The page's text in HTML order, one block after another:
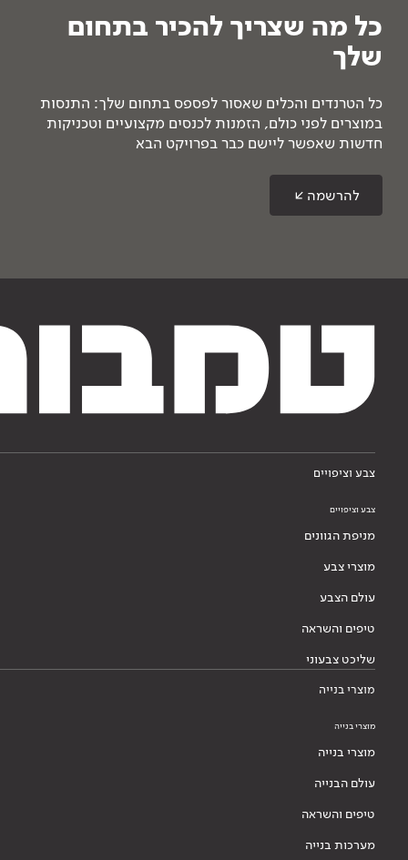
כל מה שצריך להכיר בתחום
שלך
כל הטרנדים והכלים שאסור לפספס בתחום שלך: התנסות
במוצרים לפני כולם, הזמנות לכנסים מקצועיים וטכניקות
חדשות שאפשר ליישם כבר בפרויקט הבא
להרשמה
צבע וציפויים
צבע וציפויים
מניפת הגוונים
מוצרי צבע
עולם הצבע
טיפים והשראה
שליכט צבעוני
מוצרי בנייה
מוצרי בנייה
מוצרי בנייה
עולם הבנייה
טיפים והשראה
מערכות בנייה